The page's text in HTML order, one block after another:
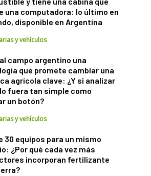
una computadora: lo último en
disponible en Argentina
y vehículos
campo argentino una
que promete cambiar una
agrícola clave: ¿Y si analizar
fuera tan simple como
un botón?
y vehículos
30 equipos para un mismo
¿Por qué cada vez más
incorporan fertilizante